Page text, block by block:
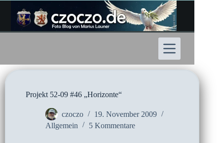
Inhalt
springen
Projekt 52-09 #46 „Horizonte“
czoczo
19. November 2009
Allgemein
5 Kommentare